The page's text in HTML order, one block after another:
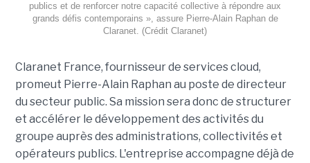
publics et de renforcer notre capacité collective à répondre aux
grands défis contemporains », assure Pierre-Alain Raphan de
Claranet. (Crédit Claranet)
Claranet France, fournisseur de services cloud,
promeut Pierre-Alain Raphan au poste de directeur
du secteur public. Sa mission sera donc de structurer
et accélérer le développement des activités du
groupe auprès des administrations, collectivités et
opérateurs publics. L'entreprise accompagne déjà de